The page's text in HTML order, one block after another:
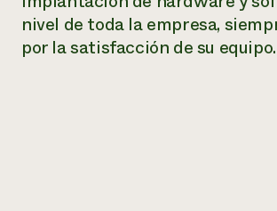
Contratar a un becario
nivel de toda la empresa,
por la satisfacción de su equipo.